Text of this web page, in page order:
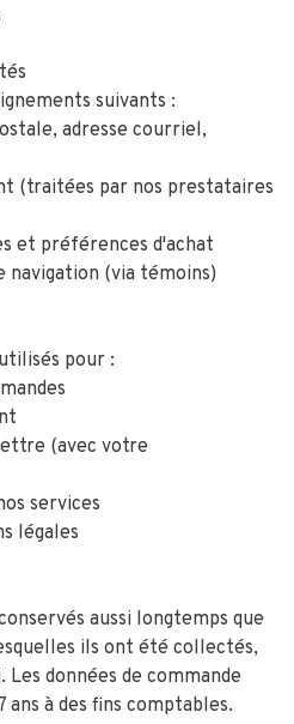
suivants :
adresse courriel,
(traitées par nos prestataires
et préférences d'achat
navigation (via témoins)
pour :
(avec votre
services
légales
aussi longtemps que
ils ont été collectés,
données de commande
à des fins comptables.